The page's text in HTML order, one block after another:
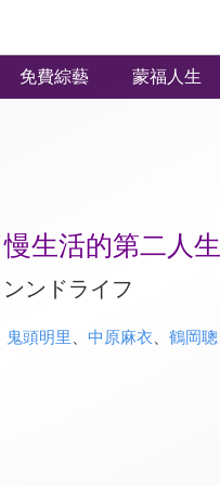
免費綜藝 蒙福人生
生活的第二人生
ンドライフ
鬼頭明里 中原麻衣 鶴岡聰